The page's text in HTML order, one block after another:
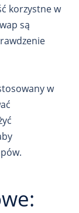
korzystne w
są
w